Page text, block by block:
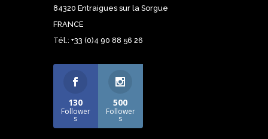
84320 Entraigues sur la Sorgue
FRANCE
Tél.: +33 (0)4 90 88 56 26
130
Follower
s
500
Follower
s